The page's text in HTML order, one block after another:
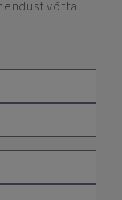
võtta.